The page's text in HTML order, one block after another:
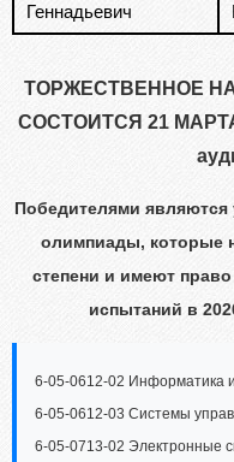
Геннадьевич
ТОРЖЕСТВЕННОЕ
СОСТОИТСЯ 21
Победителями являются
олимпиады, которые
степени и имеют
испытаний в
6-05-0612-02 Информатика
6-05-0612-03 Системы
6-05-0713-02 Электронные